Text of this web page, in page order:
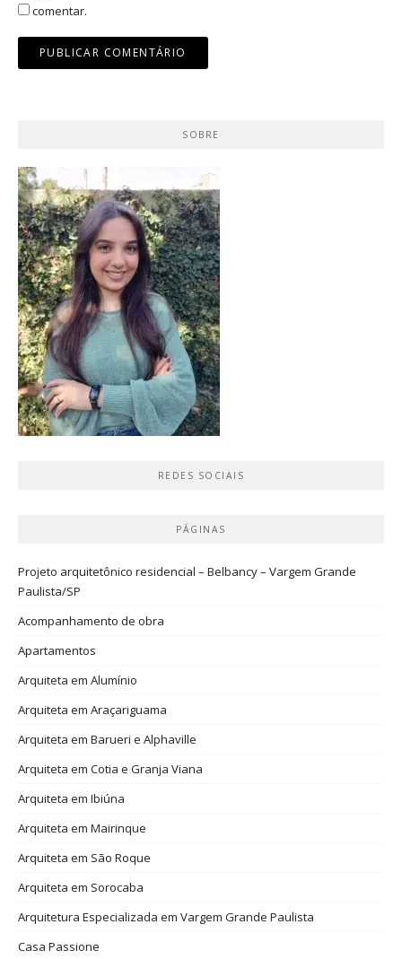
comentar.
SOBRE
REDES SOCIAIS
PÁGINAS
Projeto arquitetônico residencial – Belbancy – Vargem Grande
Paulista/SP
Acompanhamento de obra
Apartamentos
Arquiteta em Alumínio
Arquiteta em Araçariguama
Arquiteta em Barueri e Alphaville
Arquiteta em Cotia e Granja Viana
Arquiteta em Ibiúna
Arquiteta em Mairinque
Arquiteta em São Roque
Arquiteta em Sorocaba
Arquitetura Especializada em Vargem Grande Paulista
Casa Passione